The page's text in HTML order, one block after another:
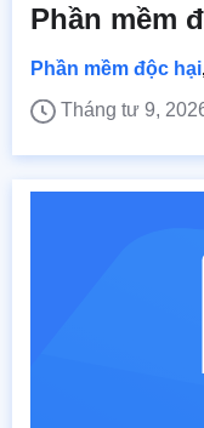
Phần mềm
Phần mềm độc hại
Tháng tư 9,